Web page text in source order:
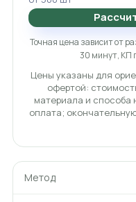
Точная цена зависит от
30 минут, КП
Цены указаны для
офертой:
материала и способа
оплата;
Метод